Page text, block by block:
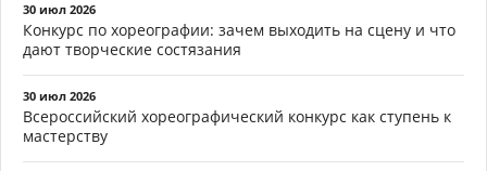
30 июл 2026
Конкурс по хореографии: зачем выходить на сцену и что
дают творческие состязания
30 июл 2026
Всероссийский хореографический конкурс как ступень к
мастерству